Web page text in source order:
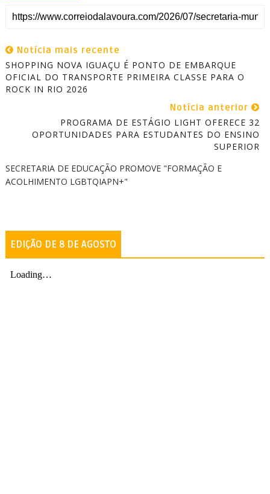
Notícia mais recente
SHOPPING NOVA IGUAÇU É PONTO DE EMBARQUE
OFICIAL DO TRANSPORTE PRIMEIRA CLASSE PARA O
ROCK IN RIO 2026
Notícia anterior
PROGRAMA DE ESTÁGIO LIGHT OFERECE 32
OPORTUNIDADES PARA ESTUDANTES DO ENSINO
SUPERIOR
SECRETARIA DE EDUCAÇÃO PROMOVE "FORMAÇÃO E
ACOLHIMENTO LGBTQIAPN+"
EDIÇÃO DE 8 DE AGOSTO